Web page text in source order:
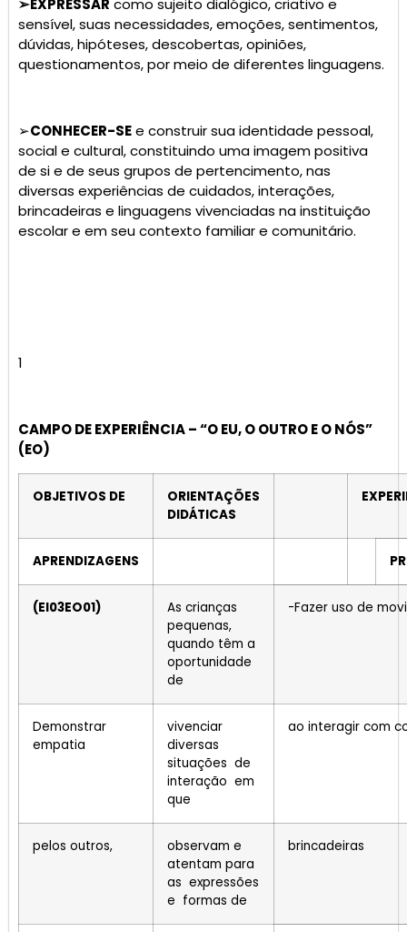
➢EXPRESSAR como sujeito dialógico, criativo e
sensível, suas necessidades, emoções, sentimentos,
dúvidas, hipóteses, descobertas, opiniões,
questionamentos, por meio de diferentes linguagens.
➢CONHECER-SEe construir sua identidade pessoal,
social e cultural, constituindo uma imagem positiva
de si e de seus grupos de pertencimento, nas
diversas experiências de cuidados, interações,
brincadeiras e linguagens vivenciadas na instituição
escolar e em seu contexto familiar e comunitário.
1
CAMPO DE EXPERIÊNCIA – “O EU, O OUTRO E O NÓS”
(EO)
OBJETIVOS DE
ORIENTAÇÕES
DIDÁTICAS
APRENDIZAGENS
(EI03EO01)
As crianças
pequenas,
quando têm a
oportunidade
de
-Fazer uso de
Demonstrar
empatia
vivenciar
diversas
situações de
interação em
que
ao interagir com
pelos outros,
observam e
atentam para
as expressões
e formas de
brincadeiras